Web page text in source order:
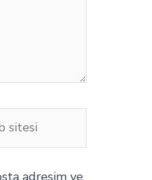
adresim ve